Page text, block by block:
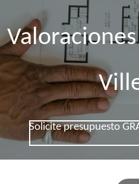
Solicite presupuesto